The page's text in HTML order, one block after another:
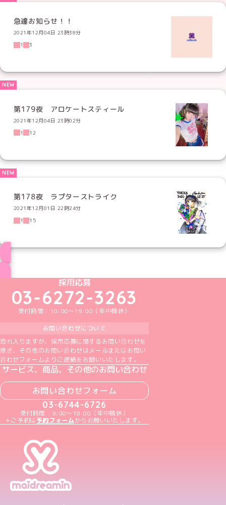
急遽お知らせ！！
2021年12月04日 23時38分
1
3
第179夜 アロケートスティール
2021年12月04日 23時02分
1
12
第178夜 ラプターストライク
2021年12月01日 22時24分
1
15
めいどりーみんTikTok公式アカウント
めいどりーみんX公式アカウント
めいどりーみんInstagram公式アカウント
めいどりーみんFacebook公式アカウン
めいどりーみんYouTube公式アカ
採用応募
03-6272-3263
受付時間：10:00～19:00（年中無休）
お問い合わせについて
恐れ入りますが、採用応募に関するお問い合わせを
除き、その他のお問い合わせはメールまたはお問い
合わせフォームよりご連絡をお願いいたします。
サービス、商品、その他のお問い合わせ
お問い合わせフォーム
03-6744-6726
受付時間：9:00～18:00（年中無休）
＊ご予約は予約フォームからお願いいたします。